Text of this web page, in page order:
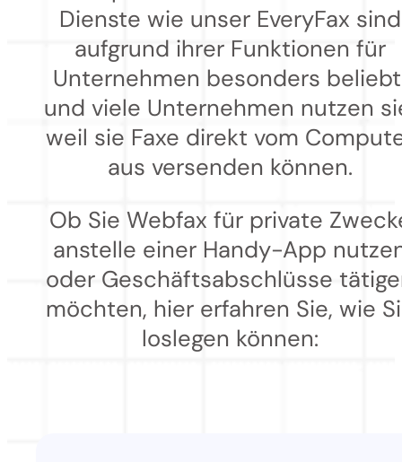
Dienste wie unser EveryFax sind
aufgrund ihrer Funktionen für
Unternehmen besonders
und viele Unternehmen nutzen
weil sie Faxe direkt vom
aus versenden können.
Ob Sie Webfax für private
anstelle einer Handy-App
oder Geschäftsabschlüsse
möchten, hier erfahren Sie, wie
loslegen können: